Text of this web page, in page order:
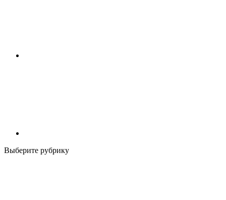
Выберите рубрику